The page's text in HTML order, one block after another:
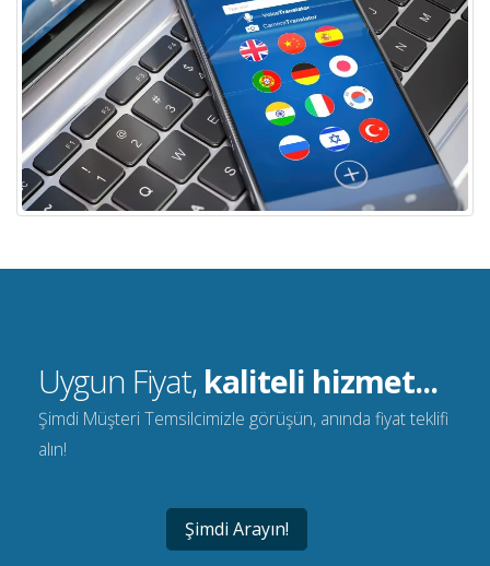
Uygun Fiyat, kaliteli hizmet...
Şimdi Müşteri Temsilcimizle görüşün, anında fiyat teklifi
alın!
Şimdi Arayın!